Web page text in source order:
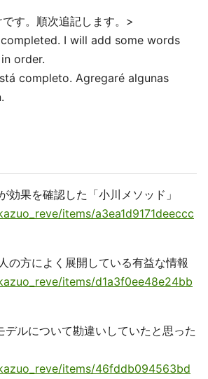
す。順次追記します。>
I will add some words
order.
completo. Agregaré algunas
効果を確認した「小川メソッド」
items/a3ea1d9171deeccc
の方によく展開している有益な情報
items/d1a3f0ee48e24bb
デルについて勘違いしていたと思った
items/46fddb094563bd